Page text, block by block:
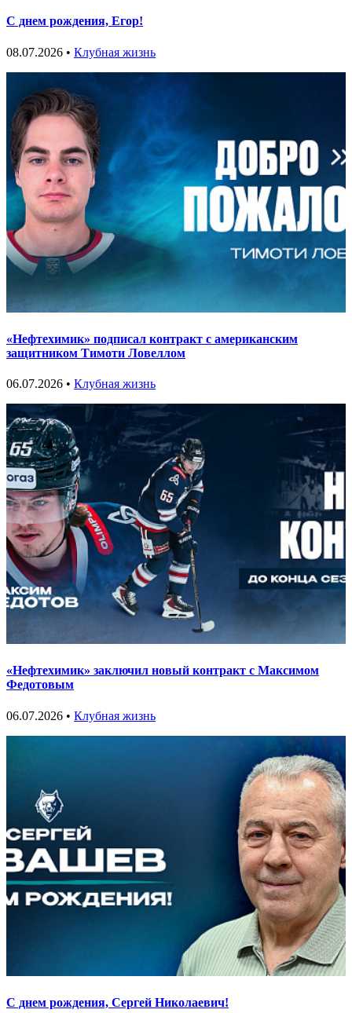
С днем рождения, Егор!
08.07.2026 • Клубная жизнь
«Нефтехимик» подписал контракт с американским
защитником Тимоти Ловеллом
06.07.2026 • Клубная жизнь
«Нефтехимик» заключил новый контракт с Максимом
Федотовым
06.07.2026 • Клубная жизнь
С днем рождения, Сергей Николаевич!